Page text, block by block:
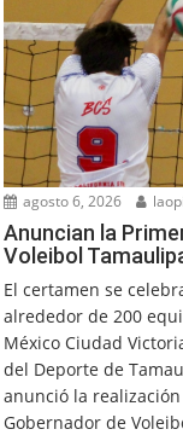
agosto 6, 2026
Anuncian la
Voleibol
El certamen se
alrededor de 200
México Ciudad
del Deporte de
anunció la
Gobernador de